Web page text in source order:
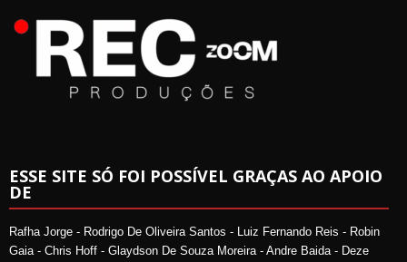
ESSE SITE SÓ FOI POSSÍVEL GRAÇAS AO APOIO
DE
Rafha Jorge - Rodrigo De Oliveira Santos - Luiz Fernando Reis - Robin
Gaia - Chris Hoff - Glaydson De Souza Moreira - Andre Baida - Deze